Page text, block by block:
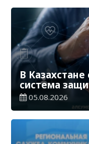
В Казахстане
система
05.08.2026